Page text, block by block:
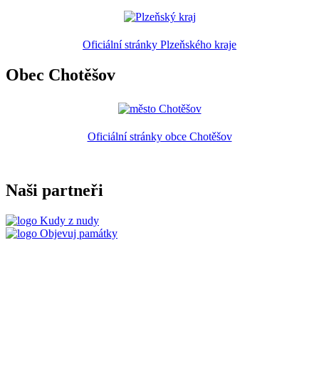
Oficiální stránky Plzeňského kraje
Obec Chotěšov
Oficiální stránky obce Chotěšov
Naši partneři
Kudy z nudy
Objevuj památky